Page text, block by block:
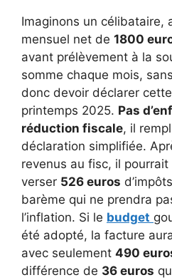
Imaginons un célibataire,
mensuel net de 1800
avant prélèvement à la
somme chaque mois,
donc devoir déclarer
printemps 2025. Pas
réduction fiscale, il
déclaration simplifiée.
revenus au fisc, il
verser 526 euros
barème qui ne prendra
l’inflation. Si le budget
été adopté, la facture
avec seulement 490
différence de 36 euros